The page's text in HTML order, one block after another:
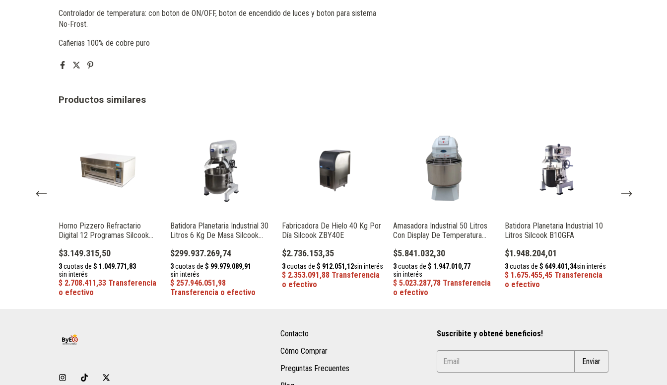
Controlador de temperatura: con boton de ON/OFF, boton de encendido de luces y boton para sistema
No-Frost.
Cañerias 100% de cobre puro
Productos similares
Horno Pizzero Refractario
Digital 12 Programas Silcook
$3.149.315,50
Batidora Planetaria Industrial 30
Litros 6 Kg De Masa Silcook
$299.937.269,74
Fabricadora De Hielo 40 Kg Por
Día Silcook ZBY40E
$2.736.153,35
Amasadora Industrial 50 Litros
Con Display De Temperatura
$5.841.032,30
Batidora Planetaria Industrial 10
Litros Silcook B10GFA
$1.948.204,01
Contacto
Cómo Comprar
Preguntas Frecuentes
Suscribite y obtené beneficios!